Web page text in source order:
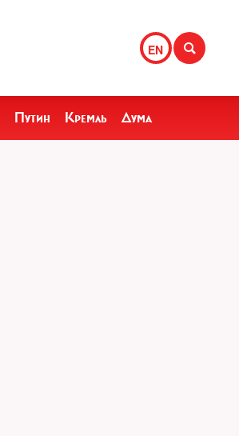
EN
Путин Кремль Дума